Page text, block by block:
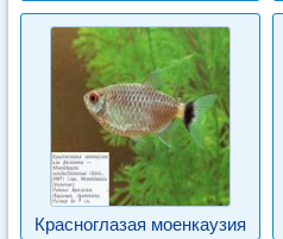
Красноглазая моенкаузия